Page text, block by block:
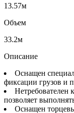
13.57м
Объем
33.2м
Описание
Оснащен
фиксации грузов и
Нетребователен
позволяет
Оснащен